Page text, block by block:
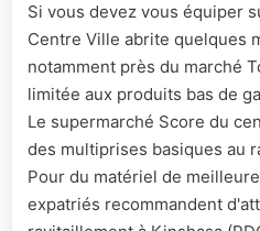
Si vous devez vous équiper
Centre Ville abrite quelques
notamment près du marché
limitée aux produits bas de
Le supermarché Score du
des multiprises basiques au
Pour du matériel de
expatriés recommandent